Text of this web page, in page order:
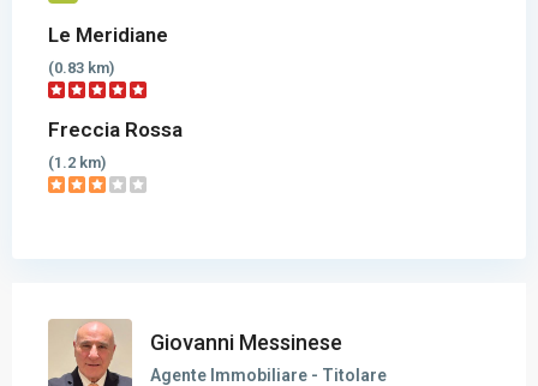
Le Meridiane
(0.83 km)
Freccia Rossa
(1.2 km)
Giovanni Messinese
Agente Immobiliare - Titolare